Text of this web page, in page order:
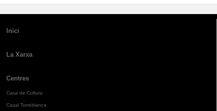
Inici
La Xarxa
Centres
Casa de Cultura
Casal Torreblanca